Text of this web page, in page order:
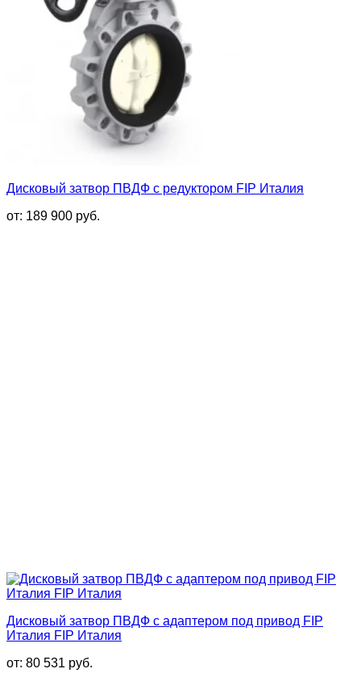
Дисковый затвор ПВДФ с редуктором FIP Италия
от: 189 900 руб.
Дисковый затвор ПВДФ с адаптером под привод FIP
Италия FIP Италия
от: 80 531 руб.